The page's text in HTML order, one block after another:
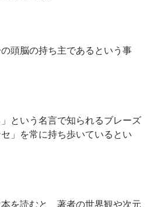
頭脳の持ち主であるという事
」という名言で知られるブレーズ
」を常に持ち歩いているとい
を読むと、著者の世界観や次元